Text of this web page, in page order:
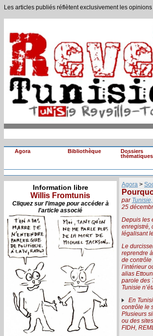
Les articles publiés réflètent exclusivement les
Agora Bibliothèque
Dossiers
thématiques
Information libre
Willis Fromtunis
Cliquez sur l'image pour accéder à
l'article associé
Agora >
par
25
Depuis les
enregistré,
légalisant
Le
reprendre
de contrôle
l’intérieur
alias
parole des
Tunisie
En
contrôle le
Plusieurs
ou des
FIDH,